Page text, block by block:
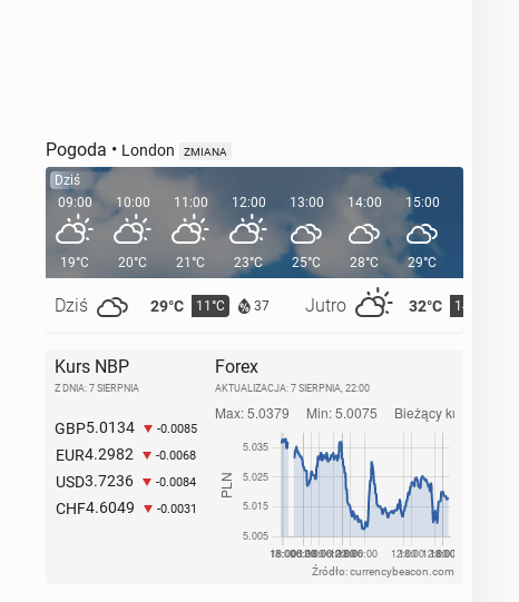
Pogoda • London ZMIANA
Dziś
09:00
19°C
Dziś 29°C 11°C 37 Jutro 32°C 14°C
10:00
20°C
11:00
21°C
12:00
23°C
13:00
25°C
14:00
28°C
15:00
29°C
Kurs NBP
Z DNIA: 7 SIERPNIA
GBP5.0134 -0.0085
EUR4.2982 -0.0068
USD3.7236 -0.0084
CHF4.6049 -0.0031
Forex
AKTUALIZACJA: 7 SIERPNIA, 22:00
Źródło: currencybeacon.com